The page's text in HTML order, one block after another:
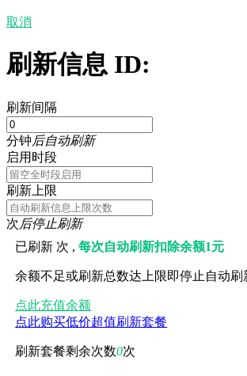
取消
刷新信息 ID:
刷新间隔
分钟后自动刷新
启用时段
刷新上限
次后停止刷新
已刷新 次 ,每次自动刷新扣除余额1元
余额不足或刷新总数达上限即停止自动刷
点此充值余额
点此购买低价超值刷新套餐
刷新套餐剩余次数0次